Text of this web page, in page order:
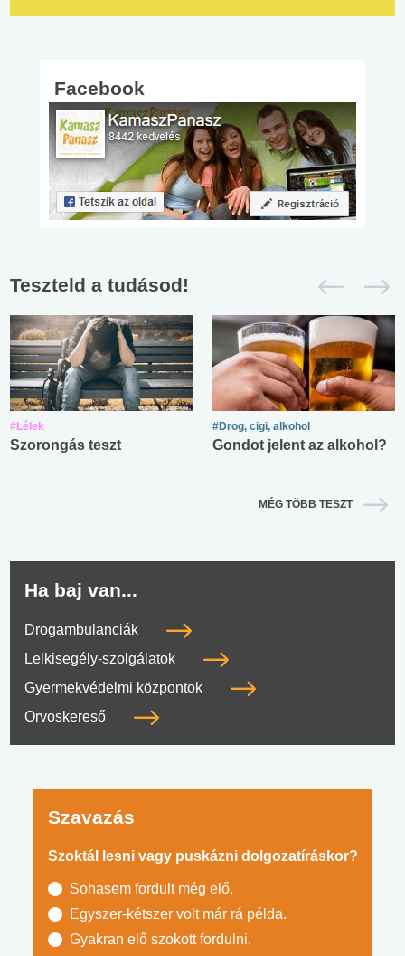
Facebook
Teszteld a tudásod!
#Lélek
Szorongás teszt
#Drog, cigi, alkohol
Gondot jelent az alkohol?
MÉG TÖBB TESZT
Ha baj van...
Drogambulanciák
Lelkisegély-szolgálatok
Gyermekvédelmi központok
Orvoskereső
Szavazás
Szoktál lesni vagy puskázni dolgozatíráskor?
Sohasem fordult még elő.
Egyszer-kétszer volt már rá példa.
Gyakran elő szokott fordulni.